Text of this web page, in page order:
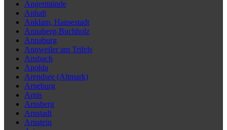
Angermünde
Anhalt
Anklam, Hansestadt
Annaberg-Buchholz
Annaburg
Annweiler am Trifels
Ansbach
Apolda
Arendsee (Altmark)
Arneburg
Arnis
Arnsberg
Arnstadt
Arnstein